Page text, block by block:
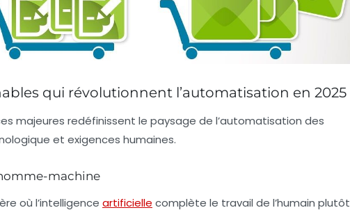
qui révolutionnent l’automatisation en 2025
majeures redéfinissent le paysage de l’automatisation des
et exigences humaines.
machine
où l’intelligence artificielle complète le travail de l’humain plutôt